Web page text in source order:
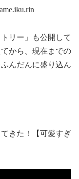
リー」も公開して
から、現在までの
んだんに盛り込ん
きた！【可愛すぎ